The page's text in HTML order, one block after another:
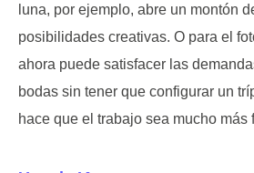
luna, por ejemplo, abre un montón
posibilidades creativas. O para el
ahora puede satisfacer las
bodas sin tener que configurar un
hace que el trabajo sea mucho más